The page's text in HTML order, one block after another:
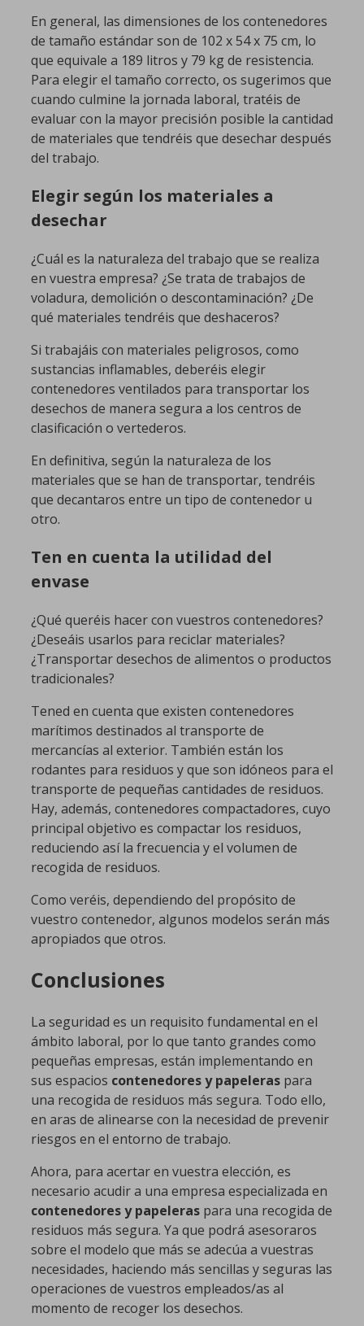
En general, las dimensiones de los contenedores
de tamaño estándar son de 102 x 54 x 75 cm, lo
que equivale a 189 litros y 79 kg de resistencia.
Para elegir el tamaño correcto, os sugerimos que
cuando culmine la jornada laboral, tratéis de
evaluar con la mayor precisión posible la cantidad
de materiales que tendréis que desechar después
del trabajo.
Elegir según los materiales a
desechar
¿Cuál es la naturaleza del trabajo que se realiza
en vuestra empresa? ¿Se trata de trabajos de
voladura, demolición o descontaminación? ¿De
qué materiales tendréis que deshaceros?
Si trabajáis con materiales peligrosos, como
sustancias inflamables, deberéis elegir
contenedores ventilados para transportar los
desechos de manera segura a los centros de
clasificación o vertederos.
En definitiva, según la naturaleza de los
materiales que se han de transportar, tendréis
que decantaros entre un tipo de contenedor u
otro.
Ten en cuenta la utilidad del
envase
¿Qué queréis hacer con vuestros contenedores?
¿Deseáis usarlos para reciclar materiales?
¿Transportar desechos de alimentos o productos
tradicionales?
Tened en cuenta que existen contenedores
marítimos destinados al transporte de
mercancías al exterior. También están los
rodantes para residuos y que son idóneos para el
transporte de pequeñas cantidades de residuos.
Hay, además, contenedores compactadores, cuyo
principal objetivo es compactar los residuos,
reduciendo así la frecuencia y el volumen de
recogida de residuos.
Como veréis, dependiendo del propósito de
vuestro contenedor, algunos modelos serán más
apropiados que otros.
Conclusiones
La seguridad es un requisito fundamental en el
ámbito laboral, por lo que tanto grandes como
pequeñas empresas, están implementando en
sus espacios contenedores y papeleras para
una recogida de residuos más segura. Todo ello,
en aras de alinearse con la necesidad de prevenir
riesgos en el entorno de trabajo.
Ahora, para acertar en vuestra elección, es
necesario acudir a una empresa especializada en
contenedores y papeleras para una recogida de
residuos más segura. Ya que podrá asesoraros
sobre el modelo que más se adecúa a vuestras
necesidades, haciendo más sencillas y seguras las
operaciones de vuestros empleados/as al
momento de recoger los desechos.